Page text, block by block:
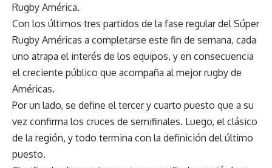
Rugby América.
Con los últimos tres partidos de la fase regular del Súper
Rugby Américas a completarse este fin de semana, cada
uno atrapa el interés de los equipos, y en consecuencia
el creciente público que acompaña al mejor rugby de
Américas.
Por un lado, se define el tercer y cuarto puesto que a su
vez confirma los cruces de semifinales. Luego, el clásico
de la región, y todo termina con la definición del último
puesto.